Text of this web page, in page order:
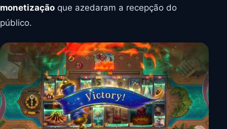
monetização que azedaram a recepção do
público.